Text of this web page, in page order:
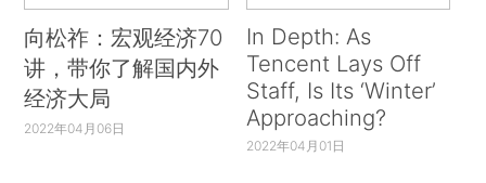
向松祚：宏观经济70
讲，带你了解国内外
经济大局
2022年04月06日
In Depth: As
Tencent Lays Off
Staff, Is Its ‘Winter’
Approaching?
2022年04月01日